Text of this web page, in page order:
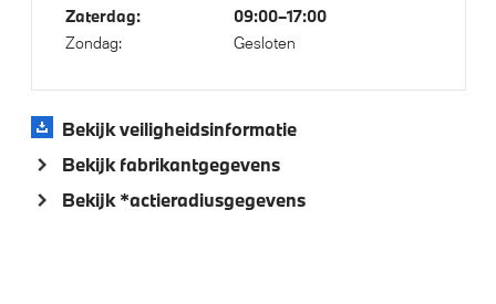
Laadkabel (Mode 3, 11kW)
Zaterdag: 09:00–17:00
Zondag: Gesloten
Bekijk veiligheidsinformatie
Bekijk fabrikantgegevens
Bekijk *actieradiusgegevens